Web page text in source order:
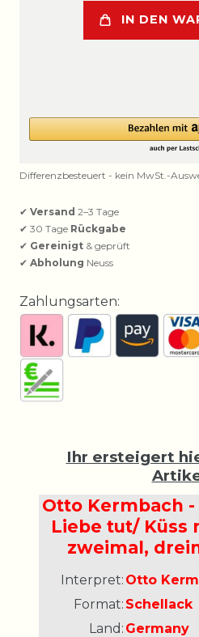
IN DEN
Differenzbesteuert - kein MwSt.-
✔ Versand 2–3 Tage
✔ 30 Tage Rückgabe
✔ Gereinigt & geprüft
✔ Abholung Neuss
Zahlungsarten:
Ihr ersteigert
Otto Kermbach -
Liebe tut/ Küss
zweimal,
Interpret: Otto
Format: Schellack
Land: Germany